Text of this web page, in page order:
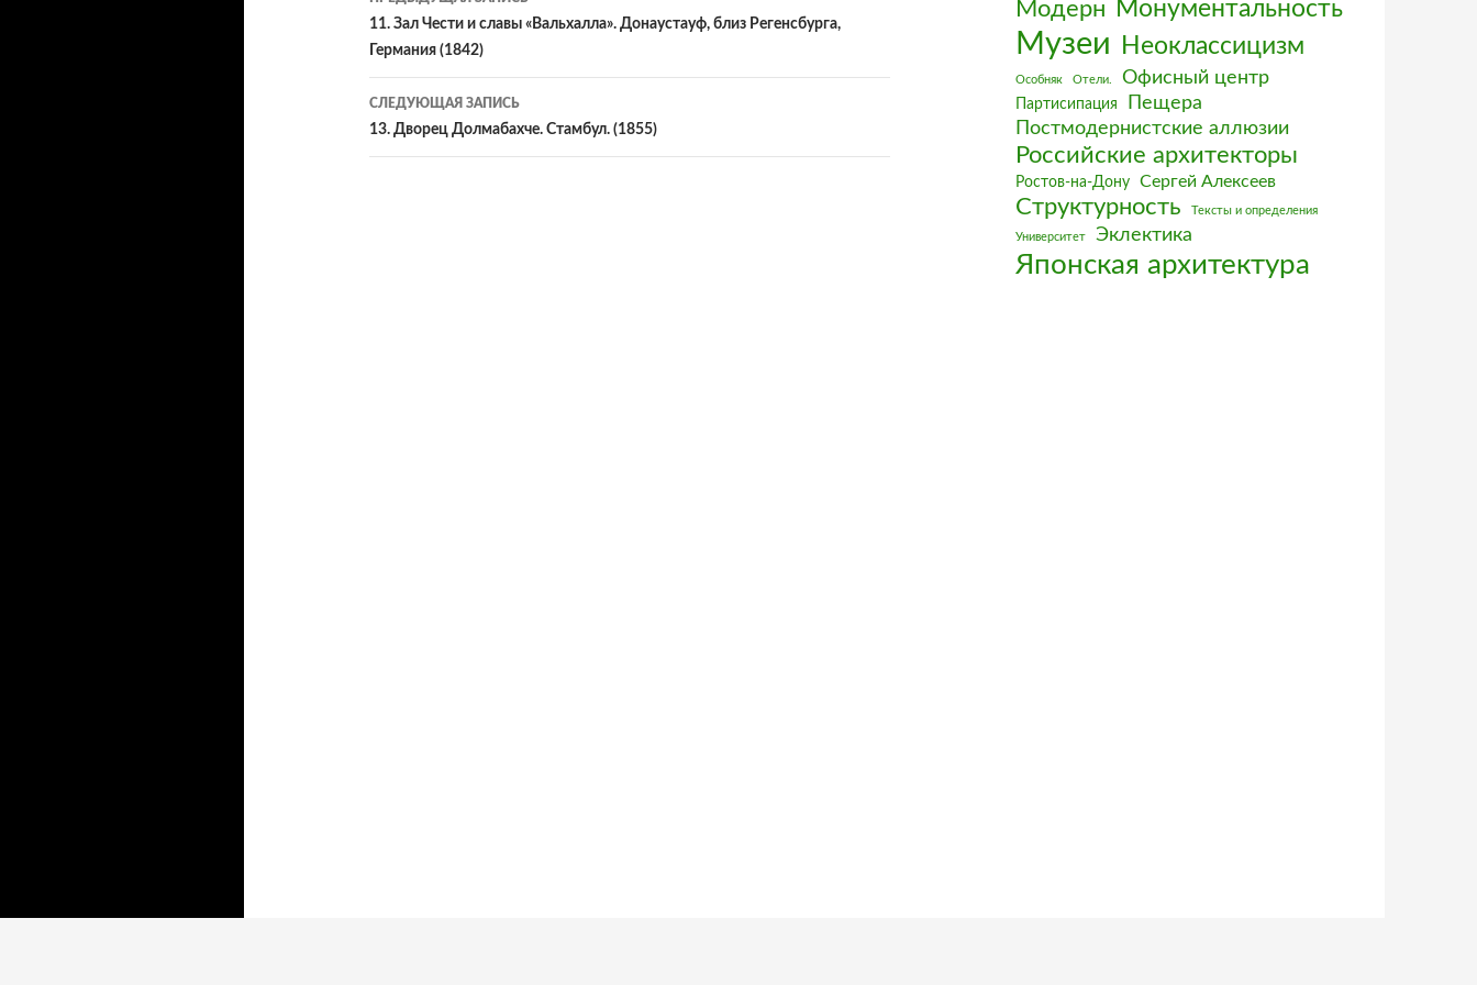
по
записям
11. Зал Чести и славы «Вальхалла». Донаустауф, близ Регенсбурга,
Германия (1842)
СЛЕДУЮЩАЯ ЗАПИСЬ
13. Дворец Долмабахче. Стамбул. (1855)
Модерн Монументальность
Музеи Неоклассицизм
Особняк Отели. Офисный центр
Партисипация
Пещера
Постмодернистские аллюзии
Российские архитекторы
Ростов-на-Дону Сергей Алексеев
Структурность Тексты и определения
Университет Эклектика
Японская архитектура